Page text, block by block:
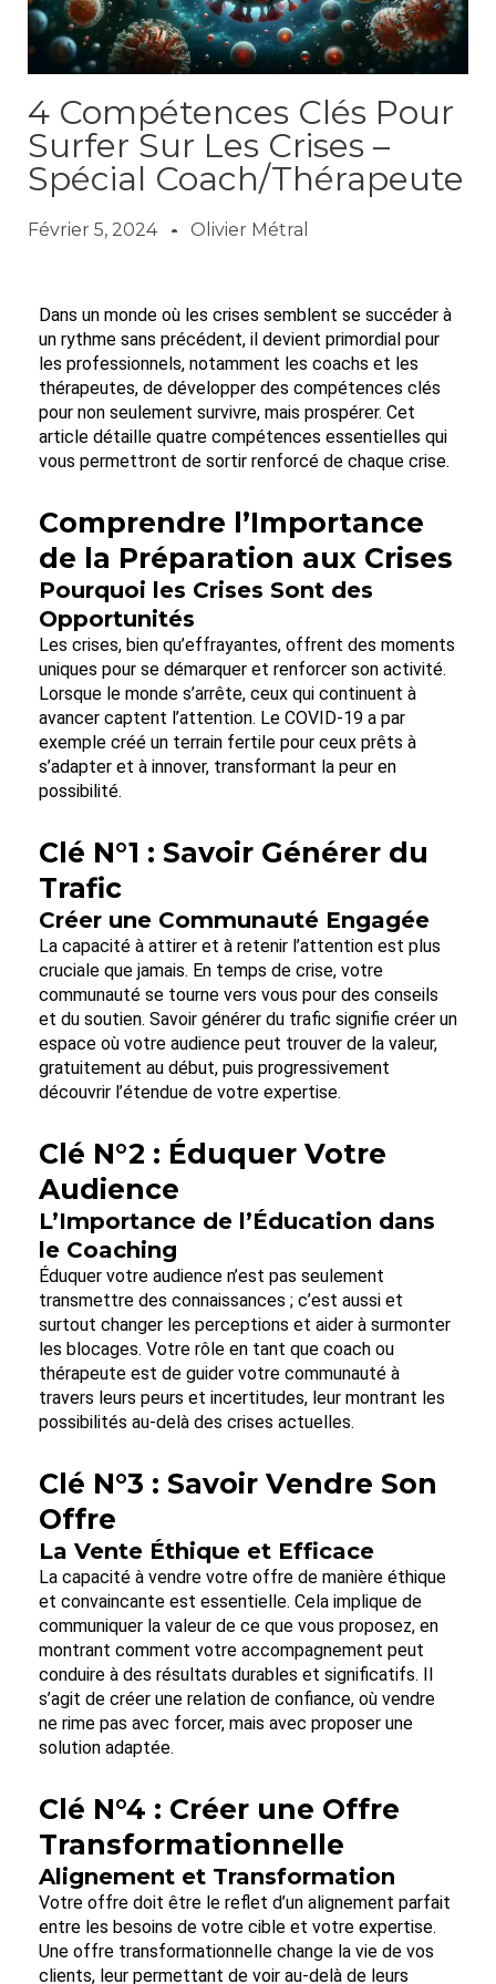
4 Compétences Clés Pour
Surfer Sur Les Crises –
Spécial Coach/Thérapeute
Février 5, 2024 Olivier Métral
Dans un monde où les crises semblent se succéder à
un rythme sans précédent, il devient primordial pour
les professionnels, notamment les coachs et les
thérapeutes, de développer des compétences clés
pour non seulement survivre, mais prospérer. Cet
article détaille quatre compétences essentielles qui
vous permettront de sortir renforcé de chaque crise.
Comprendre l’Importance
de la Préparation aux Crises
Pourquoi les Crises Sont des
Opportunités
Les crises, bien qu’effrayantes, offrent des moments
uniques pour se démarquer et renforcer son activité.
Lorsque le monde s’arrête, ceux qui continuent à
avancer captent l’attention. Le COVID-19 a par
exemple créé un terrain fertile pour ceux prêts à
s’adapter et à innover, transformant la peur en
possibilité.
Clé N°1 : Savoir Générer du
Trafic
Créer une Communauté Engagée
La capacité à attirer et à retenir l’attention est plus
cruciale que jamais. En temps de crise, votre
communauté se tourne vers vous pour des conseils
et du soutien. Savoir générer du trafic signifie créer un
espace où votre audience peut trouver de la valeur,
gratuitement au début, puis progressivement
découvrir l’étendue de votre expertise.
Clé N°2 : Éduquer Votre
Audience
L’Importance de l’Éducation dans
le Coaching
Éduquer votre audience n’est pas seulement
transmettre des connaissances ; c’est aussi et
surtout changer les perceptions et aider à surmonter
les blocages. Votre rôle en tant que coach ou
thérapeute est de guider votre communauté à
travers leurs peurs et incertitudes, leur montrant les
possibilités au-delà des crises actuelles.
Clé N°3 : Savoir Vendre Son
Offre
La Vente Éthique et Efficace
La capacité à vendre votre offre de manière éthique
et convaincante est essentielle. Cela implique de
communiquer la valeur de ce que vous proposez, en
montrant comment votre accompagnement peut
conduire à des résultats durables et significatifs. Il
s’agit de créer une relation de confiance, où vendre
ne rime pas avec forcer, mais avec proposer une
solution adaptée.
Clé N°4 : Créer une Offre
Transformationnelle
Alignement et Transformation
Votre offre doit être le reflet d’un alignement parfait
entre les besoins de votre cible et votre expertise.
Une offre transformationnelle change la vie de vos
clients, leur permettant de voir au-delà de leurs